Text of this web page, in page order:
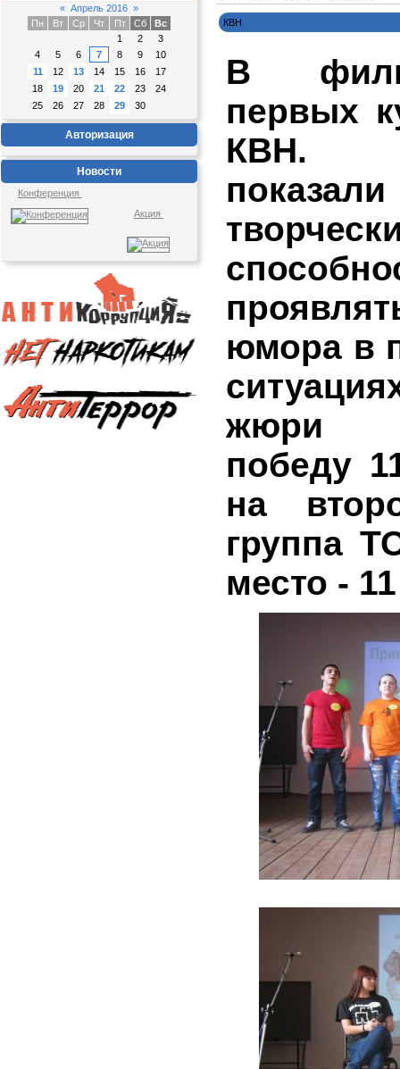
« Апрель 2016 »
Пн
Вт Ср Чт Пт Сб
Вс
1
2
3
4
5 6 7 8 9
10
11
12 13 14 15 16
17
18
19 20 21 22 23
24
25
26 27 28 29 30
Авторизация
Новости
Конференция
Акция
КВН
В
первых
КВН.
юмора в
жюри
победу
на
группа
место -